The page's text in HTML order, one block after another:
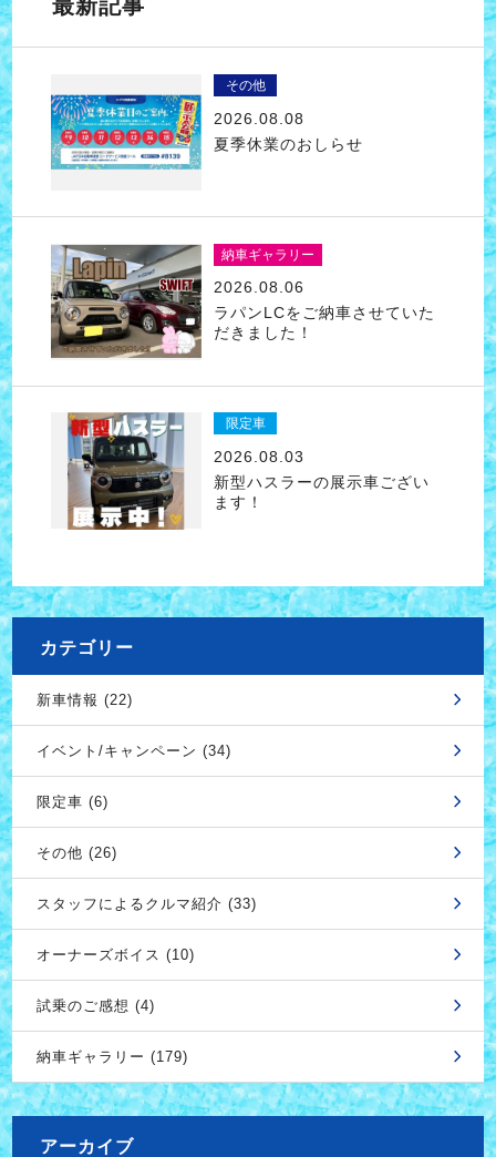
最新記事
その他
2026.08.08
夏季休業のおしらせ
納車ギャラリー
2026.08.06
ラパンLCをご納車させていた
だきました！
限定車
2026.08.03
新型ハスラーの展示車ござい
ます！
カテゴリー
新車情報 (22)
イベント/キャンペーン (34)
限定車 (6)
その他 (26)
スタッフによるクルマ紹介 (33)
オーナーズボイス (10)
試乗のご感想 (4)
納車ギャラリー (179)
アーカイブ